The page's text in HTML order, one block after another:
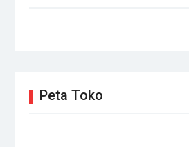
Peta Toko